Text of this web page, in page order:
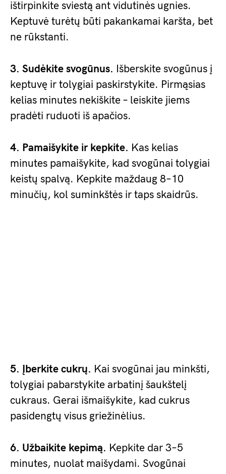
ištirpinkite sviestą ant vidutinės ugnies.
Keptuvė turėtų būti pakankamai karšta, bet
ne rūkstanti.
3. Sudėkite svogūnus. Išberskite svogūnus į
keptuvę ir tolygiai paskirstykite. Pirmąsias
kelias minutes nekiškite – leiskite jiems
pradėti ruduoti iš apačios.
4. Pamaišykite ir kepkite. Kas kelias
minutes pamaišykite, kad svogūnai tolygiai
keistų spalvą. Kepkite maždaug 8–10
minučių, kol suminkštės ir taps skaidrūs.
5. Įberkite cukrų. Kai svogūnai jau minkšti,
tolygiai pabarstykite arbatinį šaukštelį
cukraus. Gerai išmaišykite, kad cukrus
pasidengtų visus griežinėlius.
6. Užbaikite kepimą. Kepkite dar 3–5
minutes, nuolat maišydami. Svogūnai